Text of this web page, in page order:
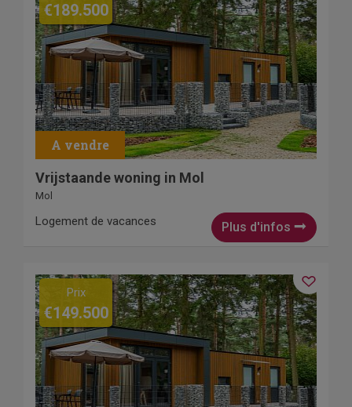
€189.500
Vrijstaande woning in Mol
Mol
Plus d'infos
Logement de vacances
Prix
€149.500